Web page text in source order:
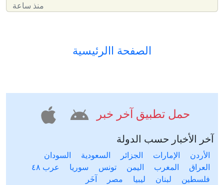
منذ ساعة
الصفحة االرئيسية
حمل تطبيق آخر خبر
آخر الأخبار حسب الدولة
الأردن الإمارات الجزائر السعودية
السودان
العراق
المغرب اليمن تونس سوريا
عرب ٤٨
فلسطين
لبنان ليبيا مصر آخَر